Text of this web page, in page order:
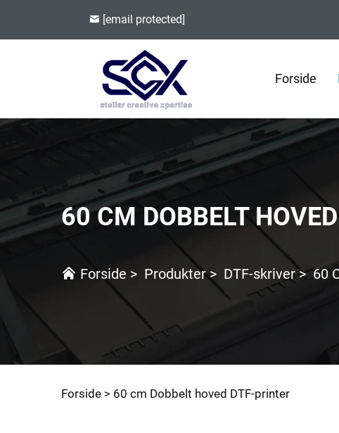
[email protected]
Forside
60 CM DOBBELT
Forside > Produkter> DTF-skriver>60
Forside > 60 cm Dobbelt hoved DTF-printer